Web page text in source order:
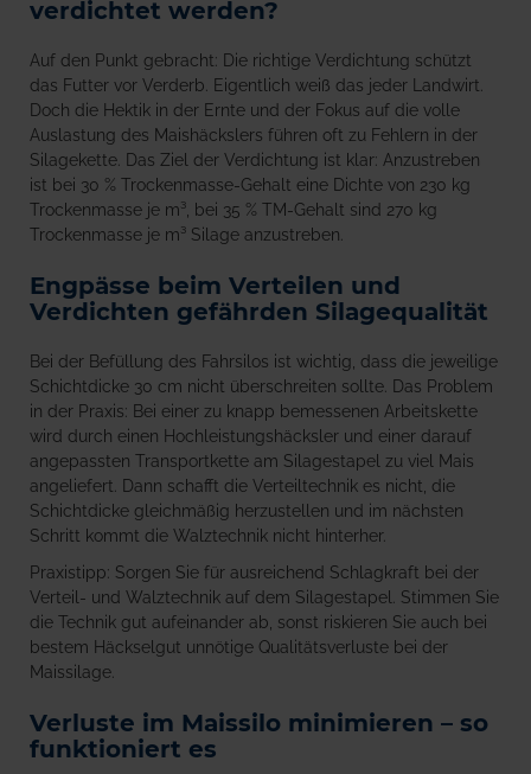
verdichtet werden?
Auf den Punkt gebracht: Die richtige Verdichtung schützt
das Futter vor Verderb. Eigentlich weiß das jeder Landwirt.
Doch die Hektik in der Ernte und der Fokus auf die volle
Auslastung des Maishäckslers führen oft zu Fehlern in der
Silagekette. Das Ziel der Verdichtung ist klar: Anzustreben
ist bei 30 % Trockenmasse-Gehalt eine Dichte von 230 kg
Trockenmasse je m³, bei 35 % TM-Gehalt sind 270 kg
Trockenmasse je m³ Silage anzustreben.
Engpässe beim Verteilen und
Verdichten gefährden Silagequalität
Bei der Befüllung des Fahrsilos ist wichtig, dass die jeweilige
Schichtdicke 30 cm nicht überschreiten sollte. Das Problem
in der Praxis: Bei einer zu knapp bemessenen Arbeitskette
wird durch einen Hochleistungshäcksler und einer darauf
angepassten Transportkette am Silagestapel zu viel Mais
angeliefert. Dann schafft die Verteiltechnik es nicht, die
Schichtdicke gleichmäßig herzustellen und im nächsten
Schritt kommt die Walztechnik nicht hinterher.
Praxistipp: Sorgen Sie für ausreichend Schlagkraft bei der
Verteil- und Walztechnik auf dem Silagestapel. Stimmen Sie
die Technik gut aufeinander ab, sonst riskieren Sie auch bei
bestem Häckselgut unnötige Qualitätsverluste bei der
Maissilage.
Verluste im Maissilo minimieren – so
funktioniert es